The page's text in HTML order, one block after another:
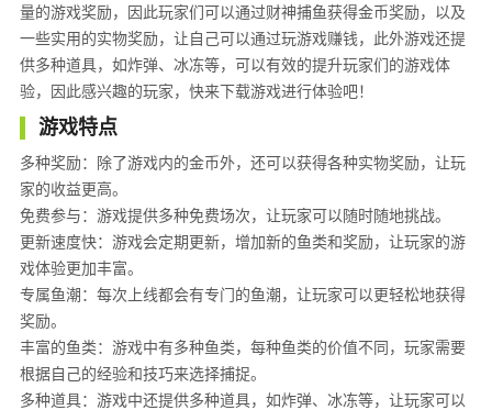
量的游戏奖励，因此玩家们可以通过财神捕鱼获得金币奖励，以及
一些实用的实物奖励，让自己可以通过玩游戏赚钱，此外游戏还提
供多种道具，如炸弹、冰冻等，可以有效的提升玩家们的游戏体
验，因此感兴趣的玩家，快来下载游戏进行体验吧！
游戏特点
多种奖励：除了游戏内的金币外，还可以获得各种实物奖励，让玩
家的收益更高。
免费参与：游戏提供多种免费场次，让玩家可以随时随地挑战。
更新速度快：游戏会定期更新，增加新的鱼类和奖励，让玩家的游
戏体验更加丰富。
专属鱼潮：每次上线都会有专门的鱼潮，让玩家可以更轻松地获得
奖励。
丰富的鱼类：游戏中有多种鱼类，每种鱼类的价值不同，玩家需要
根据自己的经验和技巧来选择捕捉。
多种道具：游戏中还提供多种道具，如炸弹、冰冻等，让玩家可以